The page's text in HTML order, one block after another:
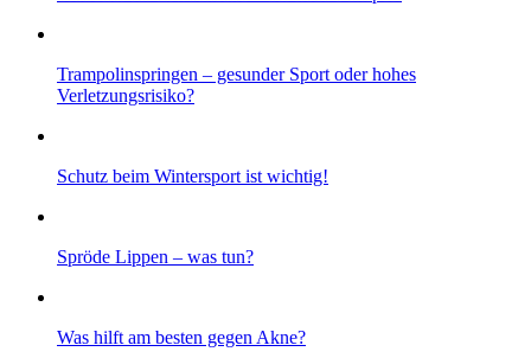
Trampolinspringen – gesunder Sport oder hohes
Verletzungsrisiko?
Schutz beim Wintersport ist wichtig!
Spröde Lippen – was tun?
Was hilft am besten gegen Akne?